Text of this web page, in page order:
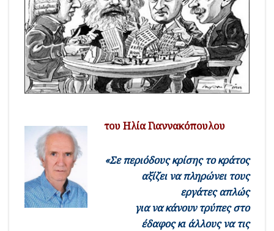
του Ηλία Γιαννακόπουλου
«Σε περιόδους κρίσης το κράτος
αξίζει να πληρώνει τους
εργάτες απλώς
για να κάνουν τρύπες στο
έδαφος κι άλλους να τις